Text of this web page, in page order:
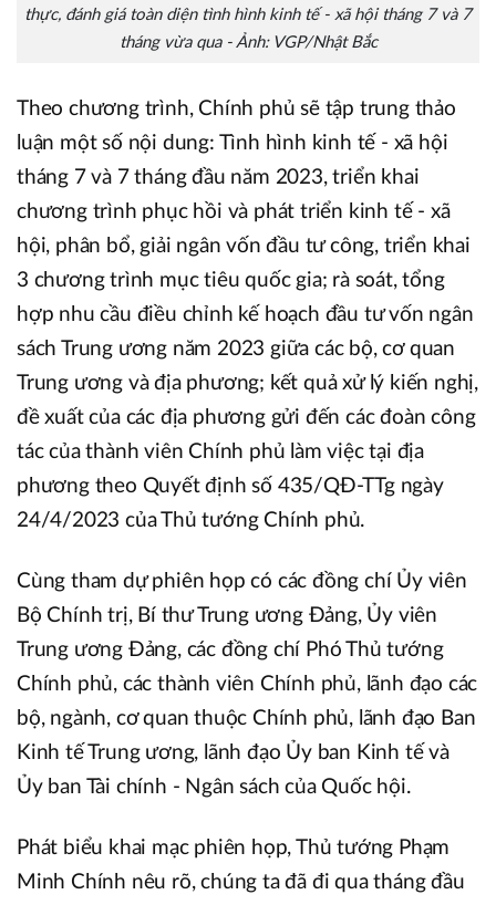
thực, đánh giá toàn diện tình hình kinh tế - xã hội tháng 7 và 7
tháng vừa qua - Ảnh: VGP/Nhật Bắc
Theo chương trình, Chính phủ sẽ tập trung thảo
luận một số nội dung: Tình hình kinh tế - xã hội
tháng 7 và 7 tháng đầu năm 2023, triển khai
chương trình phục hồi và phát triển kinh tế - xã
hội, phân bổ, giải ngân vốn đầu tư công, triển khai
3 chương trình mục tiêu quốc gia; rà soát, tổng
hợp nhu cầu điều chỉnh kế hoạch đầu tư vốn ngân
sách Trung ương năm 2023 giữa các bộ, cơ quan
Trung ương và địa phương; kết quả xử lý kiến nghị,
đề xuất của các địa phương gửi đến các đoàn công
tác của thành viên Chính phủ làm việc tại địa
phương theo Quyết định số 435/QĐ-TTg ngày
24/4/2023 của Thủ tướng Chính phủ.
Cùng tham dự phiên họp có các đồng chí Ủy viên
Bộ Chính trị, Bí thư Trung ương Đảng, Ủy viên
Trung ương Đảng, các đồng chí Phó Thủ tướng
Chính phủ, các thành viên Chính phủ, lãnh đạo các
bộ, ngành, cơ quan thuộc Chính phủ, lãnh đạo Ban
Kinh tế Trung ương, lãnh đạo Ủy ban Kinh tế và
Ủy ban Tài chính - Ngân sách của Quốc hội.
Phát biểu khai mạc phiên họp, Thủ tướng Phạm
Minh Chính nêu rõ, chúng ta đã đi qua tháng đầu